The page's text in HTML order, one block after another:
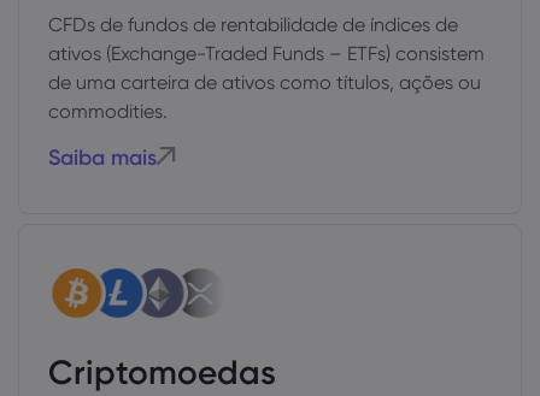
CFDs de fundos de rentabilidade de índices de
ativos (Exchange-Traded Funds – ETFs) consistem
de uma carteira de ativos como títulos, ações ou
commodities.
Saiba mais
Criptomoedas